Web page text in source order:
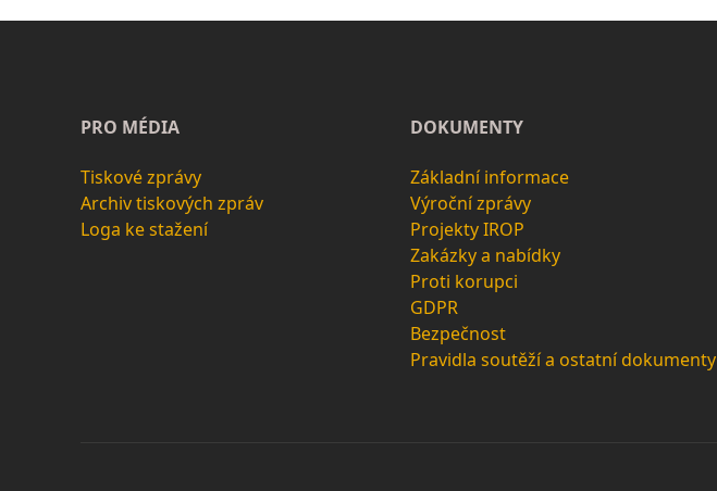
PRO MÉDIA
Tiskové zprávy
Archiv tiskových zpráv
Loga ke stažení
DOKUMENTY
Základní informace
Výroční zprávy
Projekty IROP
Zakázky a nabídky
Proti korupci
GDPR
Bezpečnost
Pravidla soutěží a ostatní dokumenty